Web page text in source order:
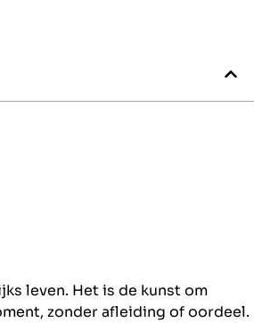
leven. Het is de kunst om
zonder afleiding of oordeel.